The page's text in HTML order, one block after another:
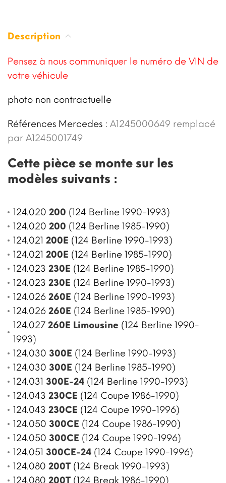
Description
Pensez à nous communiquer le numéro de VIN de
votre véhicule
photo non contractuelle
Références Mercedes : A1245000649 remplacé
par A1245001749
Cette pièce se monte sur les
modèles suivants :
124.020 200 (124 Berline 1990-1993)
124.020 200 (124 Berline 1985-1990)
124.021 200E (124 Berline 1990-1993)
124.021 200E (124 Berline 1985-1990)
124.023 230E (124 Berline 1985-1990)
124.023 230E (124 Berline 1990-1993)
124.026 260E (124 Berline 1990-1993)
124.026 260E (124 Berline 1985-1990)
124.027 260E Limousine (124 Berline 1990-
1993)
124.030 300E (124 Berline 1990-1993)
124.030 300E (124 Berline 1985-1990)
124.031 300E-24 (124 Berline 1990-1993)
124.043 230CE (124 Coupe 1986-1990)
124.043 230CE (124 Coupe 1990-1996)
124.050 300CE (124 Coupe 1986-1990)
124.050 300CE (124 Coupe 1990-1996)
124.051 300CE-24 (124 Coupe 1990-1996)
124.080 200T (124 Break 1990-1993)
124.080 200T (124 Break 1986-1990)